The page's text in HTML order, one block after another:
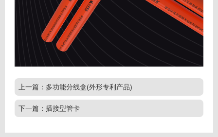
上一篇：多功能分线盒(外形专利产品)
下一篇：插接型管卡